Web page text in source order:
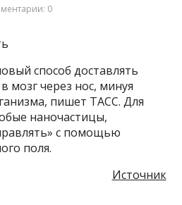
0
способ доставлять
мозг через нос, минуя
пишет ТАСС. Для
наночастицы,
с помощью
поля.
Источник